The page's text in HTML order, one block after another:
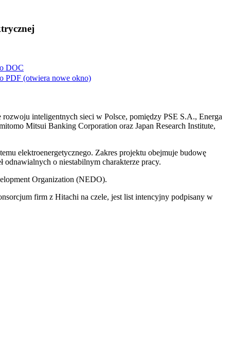
DOC
PDF (otwiera nowe okno)
inteligentnych sieci w Polsce, pomiędzy PSE S.A., Energa
Mitsui Banking Corporation oraz Japan Research Institute,
elektroenergetycznego. Zakres projektu obejmuje budowę
o niestabilnym charakterze pracy.
Organization (NEDO).
firm z Hitachi na czele, jest list intencyjny podpisany w